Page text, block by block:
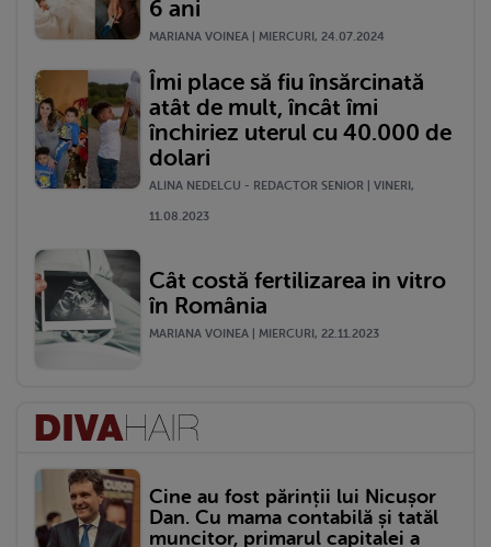
6 ani
MARIANA VOINEA | MIERCURI, 24.07.2024
Îmi place să fiu însărcinată
atât de mult, încât îmi
închiriez uterul cu 40.000 de
dolari
ALINA NEDELCU - REDACTOR SENIOR | VINERI,
11.08.2023
Cât costă fertilizarea in vitro
în România
MARIANA VOINEA | MIERCURI, 22.11.2023
Cine au fost părinții lui Nicușor
Dan. Cu mama contabilă și tatăl
muncitor, primarul capitalei a